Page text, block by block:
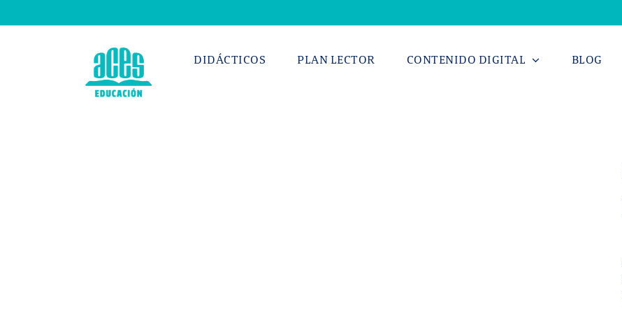
al
DIDÁCTICOS PLAN LECTOR CONTENIDO DIGITAL BLOG